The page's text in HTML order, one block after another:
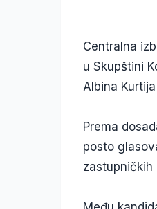
Centralna
u Skupštini
Albina
Prema
posto
zastupničkih